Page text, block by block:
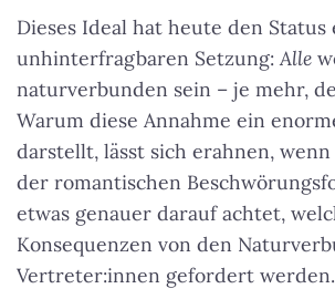
Dieses Ideal hat heute den Status
unhinterfragbaren Setzung:Alle
naturverbunden sein – je mehr,
Warum diese Annahme ein
darstellt, lässt sich erahnen,
der romantischen
etwas genauer darauf achtet,
Konsequenzen von den
Vertreter:innen gefordert werden.